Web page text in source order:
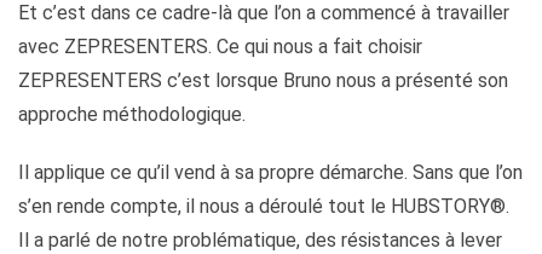
Et c’est dans ce cadre-là que l’on a commencé à travailler
avec ZEPRESENTERS. Ce qui nous a fait choisir
ZEPRESENTERS c’est lorsque Bruno nous a présenté son
approche méthodologique.
Il applique ce qu’il vend à sa propre démarche. Sans que l’on
s’en rende compte, il nous a déroulé tout le HUBSTORY®.
Il a parlé de notre problématique, des résistances à lever